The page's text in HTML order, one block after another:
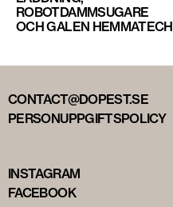
ROBOTDAMMSUGARE
OCH GALEN HEMMATECH
CONTACT@DOPEST.SE
PERSONUPPGIFTSPOLICY
INSTAGRAM
FACEBOOK